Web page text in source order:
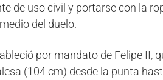
de uso civil y portarse con la
del duelo.
por mandato de Felipe II,
(104 cm) desde la punta